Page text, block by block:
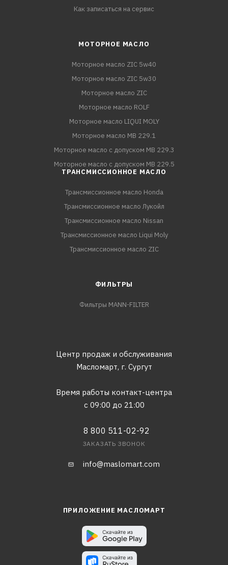
Как записаться на сервис
МОТОРНОЕ МАСЛО
Моторное масло ZIC 5w40
Моторное масло ZIC 5w30
Моторное масло ZIC
Моторное масло ROLF
Моторное масло LIQUI MOLY
Моторное масло MB 229.1
Моторное масло с допуском MB 229.3
Моторное масло с допуском MB 229.5
ТРАНСМИССИОННОЕ МАСЛО
Трансмиссионное масло Honda
Трансмиссионное масло Лукойл
Трансмиссионное масло Nissan
Трансмиссионное масло Liqui Moly
Трансмиссионное масло ZIC
ФИЛЬТРЫ
Фильтры MANN-FILTER
Центр продаж и обслуживания
Масломарт, г. Сургут
Время работы контакт-центра
с 09:00 до 21:00
8 800 511-02-92
ЗАКАЗАТЬ ЗВОНОК
info@maslomart.com
ПРИЛОЖЕНИЕ МАСЛОМАРТ